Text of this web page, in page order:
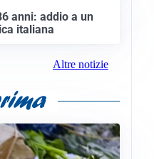
anni: addio a un
italiana
Altre notizie